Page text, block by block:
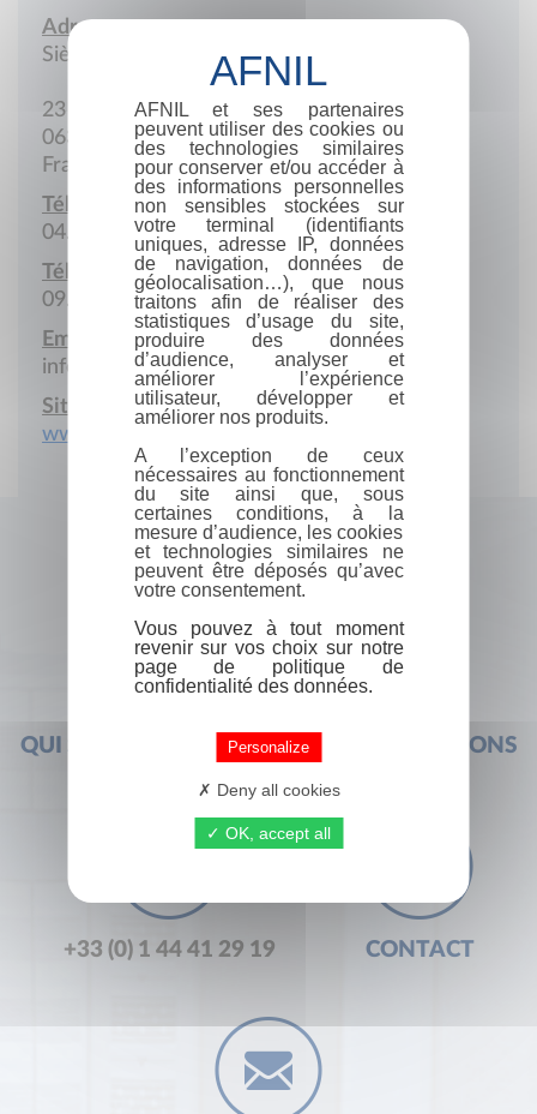
Adresse :
Siège social
23 Rue de Roquebillière
06300 Nice
France
Téléphone :
04.92.12.89.65
Télécopie :
09.72.13.95.68
Email :
info@serre-editeur.fr
Site Internet :
www.editions-gandini.fr
QUI SOMMES-NOUS ?FOIRE AUX QUESTIONS
+33 (0) 1 44 41 29 19 CONTACT
AFNIL et ses partenaires
peuvent utiliser des cookies ou
des technologies similaires
pour conserver et/ou accéder à
des informations personnelles
non sensibles stockées sur
votre terminal (identifiants
uniques, adresse IP, données
de navigation, données de
géolocalisation…), que nous
traitons afin de réaliser des
statistiques d’usage du site,
produire des données
d’audience, analyser et
améliorer l’expérience
utilisateur, développer et
améliorer nos produits.
A l’exception de ceux
nécessaires au fonctionnement
du site ainsi que, sous
certaines conditions, à la
mesure d’audience, les cookies
et technologies similaires ne
peuvent être déposés qu’avec
votre consentement.
Vous pouvez à tout moment
revenir sur vos choix sur notre
page de politique de
confidentialité des données.
Personalize
Deny all cookies
OK, accept all